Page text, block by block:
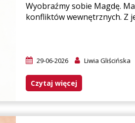
Wyobraźmy sobie Magdę.
konfliktów wewnętrznych. Z
29-06-2026 Liwia Gliścińska
Czytaj więcej